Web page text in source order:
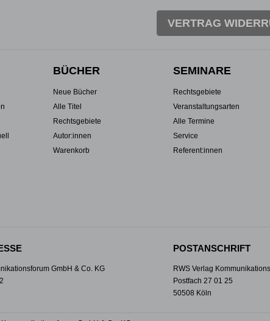
VERTRAG
BÜCHER
Neue Bücher
Alle Titel
Rechtsgebiete
Autor:innen
Warenkorb
SEMINARE
Rechtsgebiete
Veranstaltungsarten
Alle Termine
Service
Referent:innen
GmbH & Co. KG
POSTANSCHRIFT
RWS Verlag
Postfach 27 01 25
50508 Köln